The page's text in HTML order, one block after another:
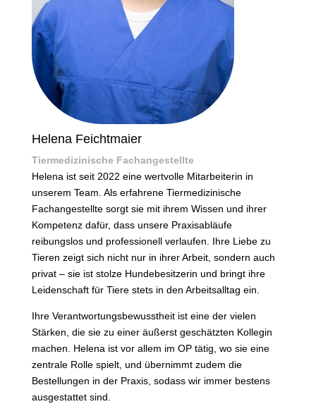
Helena Feichtmaier
Tiermedizinische Fachangestellte
Helena ist seit 2022 eine wertvolle Mitarbeiterin in
unserem Team. Als erfahrene Tiermedizinische
Fachangestellte sorgt sie mit ihrem Wissen und ihrer
Kompetenz dafür, dass unsere Praxisabläufe
reibungslos und professionell verlaufen. Ihre Liebe zu
Tieren zeigt sich nicht nur in ihrer Arbeit, sondern auch
privat – sie ist stolze Hundebesitzerin und bringt ihre
Leidenschaft für Tiere stets in den Arbeitsalltag ein.
Ihre Verantwortungsbewusstheit ist eine der vielen
Stärken, die sie zu einer äußerst geschätzten Kollegin
machen. Helena ist vor allem im OP tätig, wo sie eine
zentrale Rolle spielt, und übernimmt zudem die
Bestellungen in der Praxis, sodass wir immer bestens
ausgestattet sind.